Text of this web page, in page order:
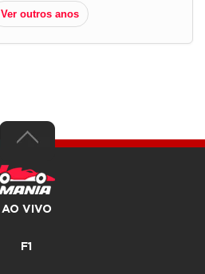
Ver outros anos
AO VIVO
F1